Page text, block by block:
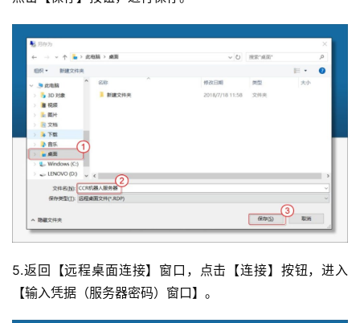
5.返回【远程桌面连接】窗口，点击【连接】按钮，进入
【输入凭据（服务器密码）窗口】。